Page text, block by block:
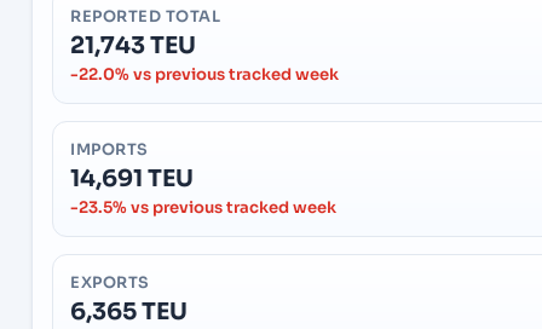
REPORTED TOTAL
21,743 TEU
-22.0% vs previous tracked week
IMPORTS
14,691 TEU
-23.5% vs previous tracked week
EXPORTS
6,365 TEU